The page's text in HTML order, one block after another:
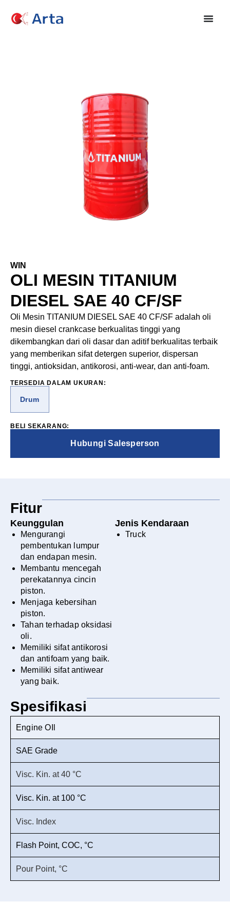
WIN
OLI MESIN TITANIUM
DIESEL SAE 40 CF/SF
Oli Mesin TITANIUM DIESEL SAE 40 CF/SF adalah oli
mesin diesel crankcase berkualitas tinggi yang
dikembangkan dari oli dasar dan aditif berkualitas terbaik
yang memberikan sifat detergen superior, dispersan
tinggi, antioksidan, antikorosi, anti-wear, dan anti-foam.
TERSEDIA DALAM UKURAN:
Drum
BELI SEKARANG:
Hubungi Salesperson
Fitur
Keunggulan
Mengurangi
pembentukan lumpur
dan endapan mesin.
Membantu mencegah
perekatannya cincin
piston.
Menjaga kebersihan
piston.
Tahan terhadap oksidasi
oli.
Memiliki sifat antikorosi
dan antifoam yang baik.
Memiliki sifat antiwear
yang baik.
Jenis Kendaraan
Truck
Spesifikasi
Engine OIl
SAE Grade
Visc. Kin. at 40 °C
Visc. Kin. at 100 °C
Visc. Index
Flash Point, COC, °C
Pour Point, °C